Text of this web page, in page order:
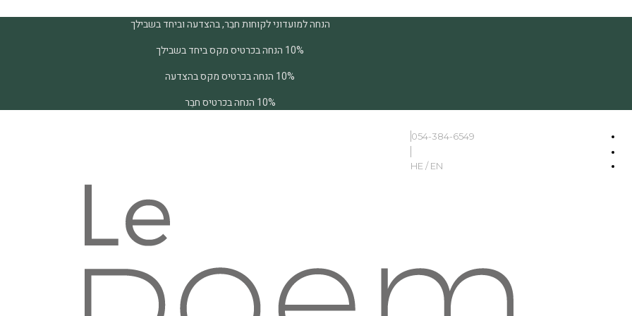
הנחה למועדוני לקוחות חבֵר, בהצדעה וביחד בשבילך
10% הנחה בכרטיס מקס ביחד בשבילך
10% הנחה בכרטיס מקס בהצדעה
10% הנחה בכרטיס חבֵר
054-384-6549
HE / EN